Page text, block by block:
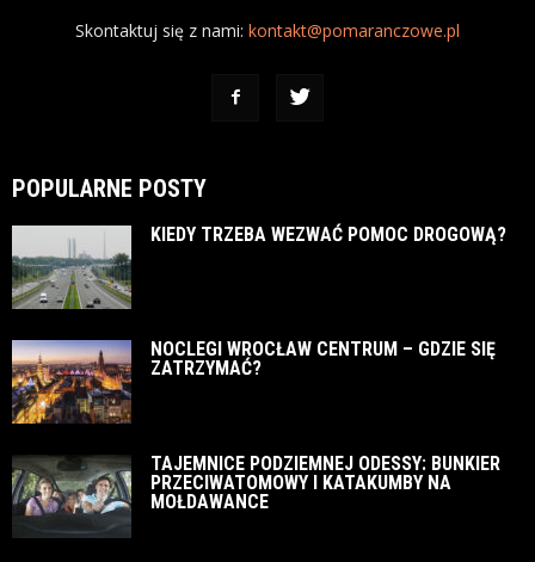
Skontaktuj się z nami: kontakt@pomaranczowe.pl
POPULARNE POSTY
KIEDY TRZEBA WEZWAĆ POMOC DROGOWĄ?
NOCLEGI WROCŁAW CENTRUM – GDZIE SIĘ
ZATRZYMAĆ?
TAJEMNICE PODZIEMNEJ ODESSY: BUNKIER
PRZECIWATOMOWY I KATAKUMBY NA
MOŁDAWANCE